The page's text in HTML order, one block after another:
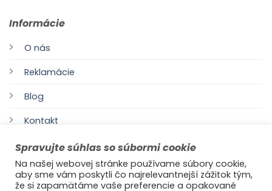
Informácie
O nás
Reklamácie
Blog
Kontakt
Spravujte súhlas so súbormi cookie
Na našej webovej stránke používame súbory cookie,
aby sme vám poskytli čo najrelevantnejší zážitok tým,
že si zapamätáme vaše preferencie a opakované